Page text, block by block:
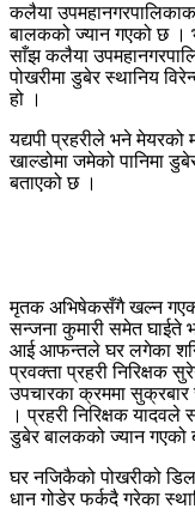
कलैया
बालकको ज्यान गएको छ ।
साँझ कलैया
पोखरीमा डुबेर स्थानिय
हो ।
यद्यपी प्रहरीले भने
खाल्डोमा जमेको पानिमा
बताएको छ ।
मृतक अभिषेकसँगै खल्न गएकी
सन्जना कुमारी समेत घाईते
आई आफन्तले घर लगेका
प्रवक्ता प्रहरी निरिक्षक
उपचारका क्रममा सुक्रबार
। प्रहरी निरिक्षक
डुबेर बालकको ज्यान गएको
घर नजिकैको पोखरीको
धान गोडेर फर्कदै गरेका